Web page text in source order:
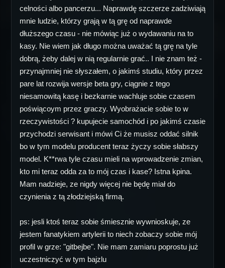
celności albo pancerzu... Naprawdę szczerze zadziwiają
mnie ludzie, którzy grają w tą grę od naprawde
dłuższego czasu - nie mówiąc już o wydawaniu na to
kasy. Nie wiem jak długo można uważać tą grę na tyle
dobrą, żeby dalej w nią regularnie grać.. I nie znam też -
przynajmniej nie słyszałem, o jakimś studiu, który przez
pare lat rozwija wersje beta gry, ciągnie z tego
niesamowitą kasę i bezkarnie wachluje sobie czasem
poświącoym przez graczy. Wyobrażacie sobie to w
rzeczywistości ? kupujecie samochód i po jakimś czasie
przychodzi serwisant i mówi Ci że musisz oddać silnik
bo w tym modelu producent teraz życzy sobie słabszy
model. K**rwa tyle czasu mieli na wprowadzenie zmian,
kto mi teraz odda za to mój czas i kase? Istna kpina.
Mam nadzieje, ze nigdy więcej nie będę miał do
czynienia z tą złodziejską firmą.
ps: jesli ktoś teraz sobie śmiesznie wywnioskuje, ze
jestem fanatykiem artylerii to niech zobaczy sobie mój
profil w grze: "gitbejbe". Nie mam zamiaru poprostu już
uczestniczyć w tym bajzlu